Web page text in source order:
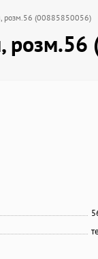
розм.56 (00885850056)